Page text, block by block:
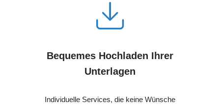
Bequemes Hochladen Ihrer
Unterlagen
Individuelle Services, die keine Wünsche